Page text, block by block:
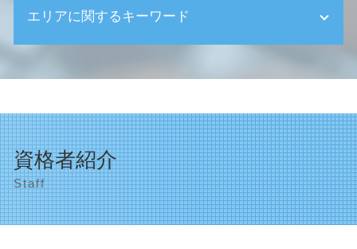
相続 注意点
相続 未成年
相続 空き家
相続 遺言
相続 成年後見人
相続 家 売却
相続 遺言書 効力
相続 売れない土地
確定申告 代行
確定申告 代理
創業助成金 個人事業主
創業 事業計画書
創業支援 融資
顧問税理士 大企業
創業支援 国
ものづくり補助金 個人事業主
エリアに関するキーワード
遺産相続 品川区
世田谷区 助成金申請
目黒区 助成金申請
遺産相続 世田谷区
顧問税理士 渋谷区
顧問税理士 品川区
資格者紹介
Staff